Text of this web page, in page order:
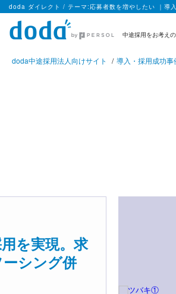
doda ダイレクト / テーマ:応募者数を増やしたい ｜導
中途採用をお考え
doda中途採用法人向けサイト 導入・採用成功事
を実現。求
シング併